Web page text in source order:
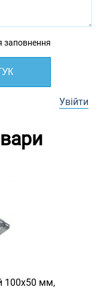
заповнення
Увійти
100х50 мм,